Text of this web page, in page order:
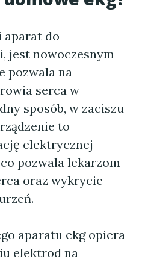
aparat do
jest nowoczesnym
pozwala na
serca w
sposób, w zaciszu
to
elektrycznej
pozwala lekarzom
oraz wykrycie
aparatu ekg opiera
elektrod na